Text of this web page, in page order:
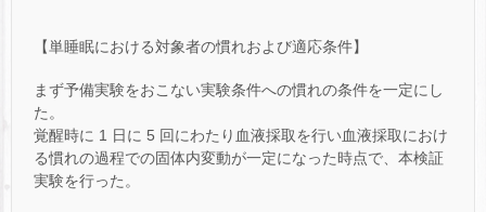
【単睡眠における対象者の慣れおよび適応条件】
まず予備実験をおこない実験条件への慣れの条件を一定にし
た。
覚醒時に 1 日に 5 回にわたり血液採取を行い血液採取におけ
る慣れの過程での固体内変動が一定になった時点で、本検証
実験を行った。